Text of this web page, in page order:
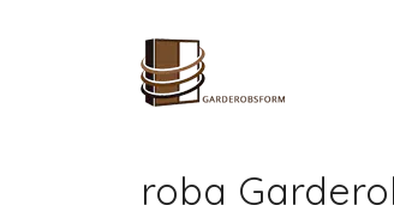
roba